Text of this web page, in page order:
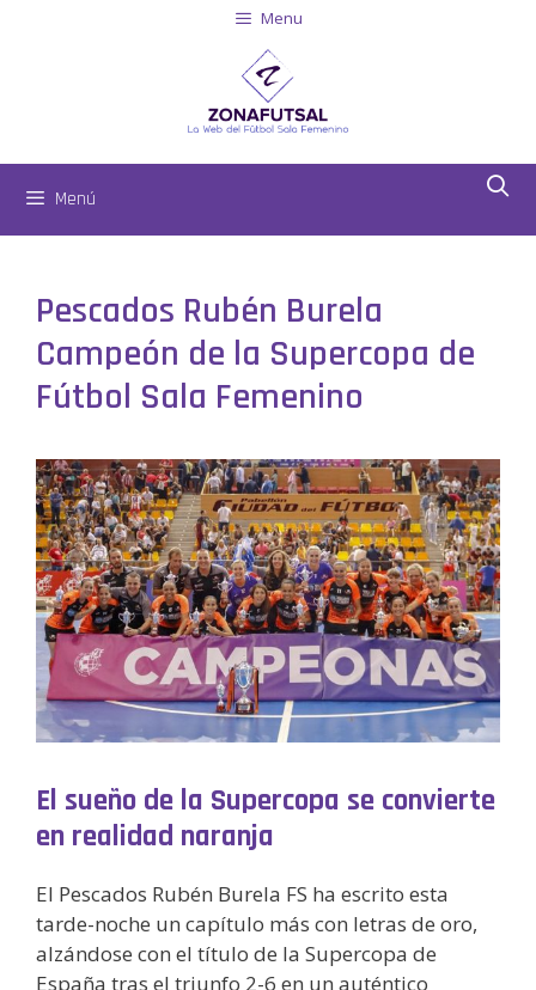
Menu
Menú
Pescados Rubén Burela
Campeón de la Supercopa de
Fútbol Sala Femenino
El sueño de la Supercopa se convierte
en realidad naranja
El Pescados Rubén Burela FS ha escrito esta
tarde-noche un capítulo más con letras de oro,
alzándose con el título de la Supercopa de
España tras el triunfo 2-6 en un auténtico